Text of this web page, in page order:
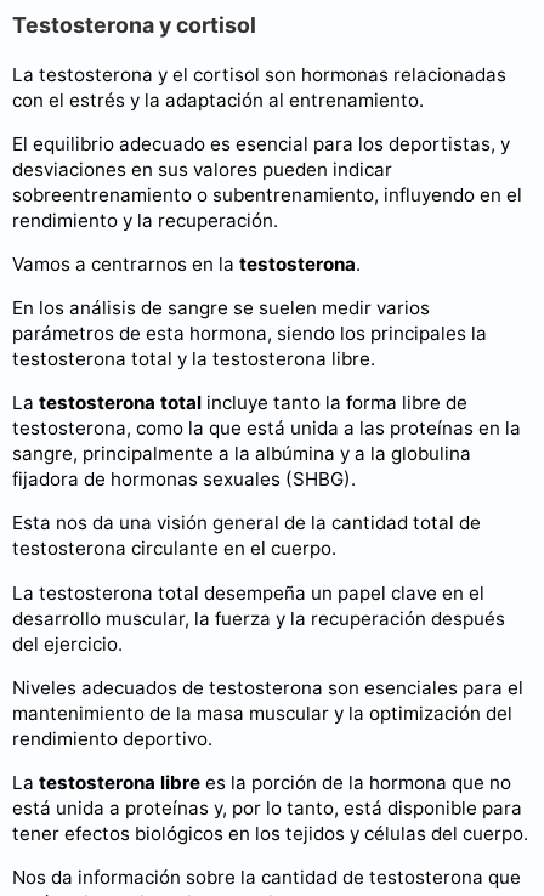
Testosterona y cortisol
La testosterona y el cortisol son hormonas relacionadas
con el estrés y la adaptación al entrenamiento.
El equilibrio adecuado es esencial para los deportistas, y
desviaciones en sus valores pueden indicar
sobreentrenamiento o subentrenamiento, influyendo en el
rendimiento y la recuperación.
Vamos a centrarnos en la testosterona.
En los análisis de sangre se suelen medir varios
parámetros de esta hormona, siendo los principales la
testosterona total y la testosterona libre.
La testosterona total incluye tanto la forma libre de
testosterona, como la que está unida a las proteínas en la
sangre, principalmente a la albúmina y a la globulina
fijadora de hormonas sexuales (SHBG).
Esta nos da una visión general de la cantidad total de
testosterona circulante en el cuerpo.
La testosterona total desempeña un papel clave en el
desarrollo muscular, la fuerza y la recuperación después
del ejercicio.
Niveles adecuados de testosterona son esenciales para el
mantenimiento de la masa muscular y la optimización del
rendimiento deportivo.
La testosterona libre es la porción de la hormona que no
está unida a proteínas y, por lo tanto, está disponible para
tener efectos biológicos en los tejidos y células del cuerpo.
Nos da información sobre la cantidad de testosterona que